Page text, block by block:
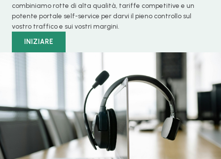
combiniamo rotte di alta qualità, tariffe competitive e un
potente portale self-service per darvi il pieno controllo sul
vostro traffico e sui vostri margini.
INIZIARE